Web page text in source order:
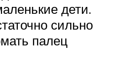
дети.
сильно
палец